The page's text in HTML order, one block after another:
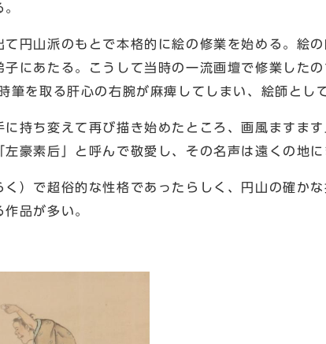
円山派のもとで本格的に絵の修業を始める。絵
子にあたる。こうして当時の一流画壇で修業した
筆を取る肝心の右腕が麻痺してしまい、絵師とし
に持ち変えて再び描き始めたところ、画風ますま
豪素后」と呼んで敬愛し、その名声は遠くの地に
）で超俗的な性格であったらしく、円山の確か
品が多い。